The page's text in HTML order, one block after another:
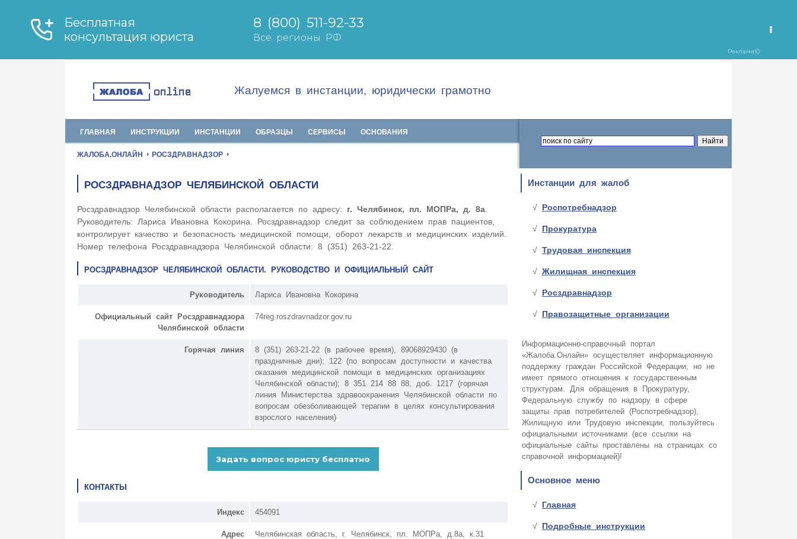
Жалуемся в инстанции, юридически грамотно
ГЛАВНАЯ ИНСТРУКЦИИ ИНСТАНЦИИ ОБРАЗЦЫ СЕРВИСЫ ОСНОВАНИЯ
ЖАЛОБА.ОНЛАЙН РОСЗДРАВНАДЗОР
РОСЗДРАВНАДЗОР ЧЕЛЯБИНСКОЙ ОБЛАСТИ
Росздравнадзор Челябинской области располагается по адресу: г. Челябинск, пл. МОПРа, д. 8а
Руководитель: Лариса Ивановна Кокорина. Росздравнадзор следит за соблюдением прав пациентов,
контролирует качество и безопасность медицинской помощи, оборот лекарств и медицинских изделий.
Номер телефона Росздравнадзора Челябинской области: 8 (351) 263-21-22.
РОСЗДРАВНАДЗОР ЧЕЛЯБИНСКОЙ ОБЛАСТИ. РУКОВОДСТВО И ОФИЦИАЛЬНЫЙ САЙТ
Руководитель Лариса Ивановна Кокорина
Официальный сайт Росздравнадзора
Челябинской области
74reg.roszdravnadzor.gov.ru
Горячая линия
8 (351) 263-21-22 (в рабочее время), 89068929430 (в
праздничные дни); 122 (по вопросам доступности и качества
оказания медицинской помощи в медицинских организациях
Челябинской области); 8 351 214 88 88, доб. 1217 (горячая
линия Министерства здравоохранения Челябинской области по
вопросам обезболивающей терапии в целях консультирования
взрослого населения)
КОНТАКТЫ
Индекс 454091
Адрес Челябинская область, г. Челябинск, пл. МОПРа, д.8а, к.31
Инстанции для жалоб
Роспотребнадзор
Прокуратура
Трудовая инспекция
Жилищная инспекция
Росздравнадзор
Правозащитные организации
Информационно-справочный портал
«Жалоба.Онлайн» осуществляет информационную
поддержку граждан Российской Федерации, но не
имеет прямого отношения к государственным
структурам. Для обращения в Прокуратуру,
Федеральную службу по надзору в сфере
защиты прав потребителей (Роспотребнадзор),
Жилищную или Трудовую инспекции, пользуйтесь
официальными источниками (все ссылки на
официальные сайты проставлены на страницах со
справочной информацией)!
Основное меню
Главная
Подробные инструкции